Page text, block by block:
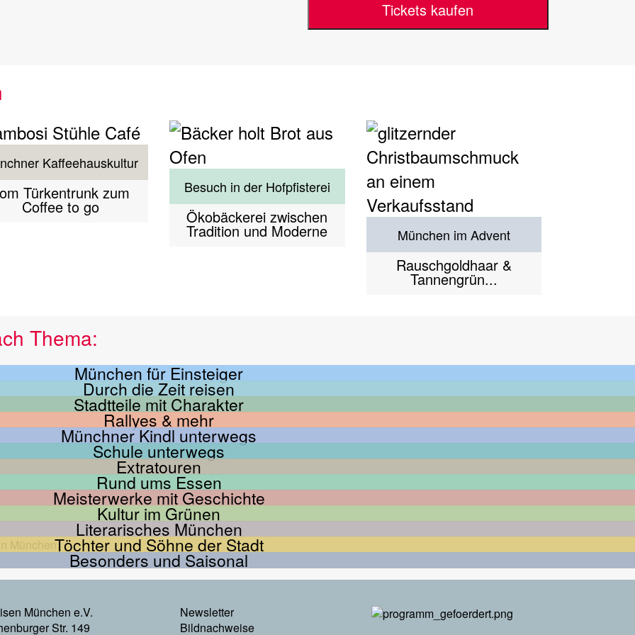
Tickets kaufen
Kaffeehauskultur
Türkentrunk zum
Coffee to go
Besuch in der Hofpfisterei
Ökobäckerei zwischen
Tradition und Moderne München im Advent
Rauschgoldhaar &
Tannengrün...
Thema:
München für Einsteiger
Durch die Zeit reisen
Stadtteile mit Charakter
Rallyes & mehr
Münchner Kindl unterwegs
Schule unterwegs
Extratouren
Rund ums Essen
Meisterwerke mit Geschichte
Kultur im Grünen
Literarisches München
Töchter und Söhne der Stadt
Besonders und Saisonal
München e.V.
Str. 149
Footer
Newsletter
Bildnachweise